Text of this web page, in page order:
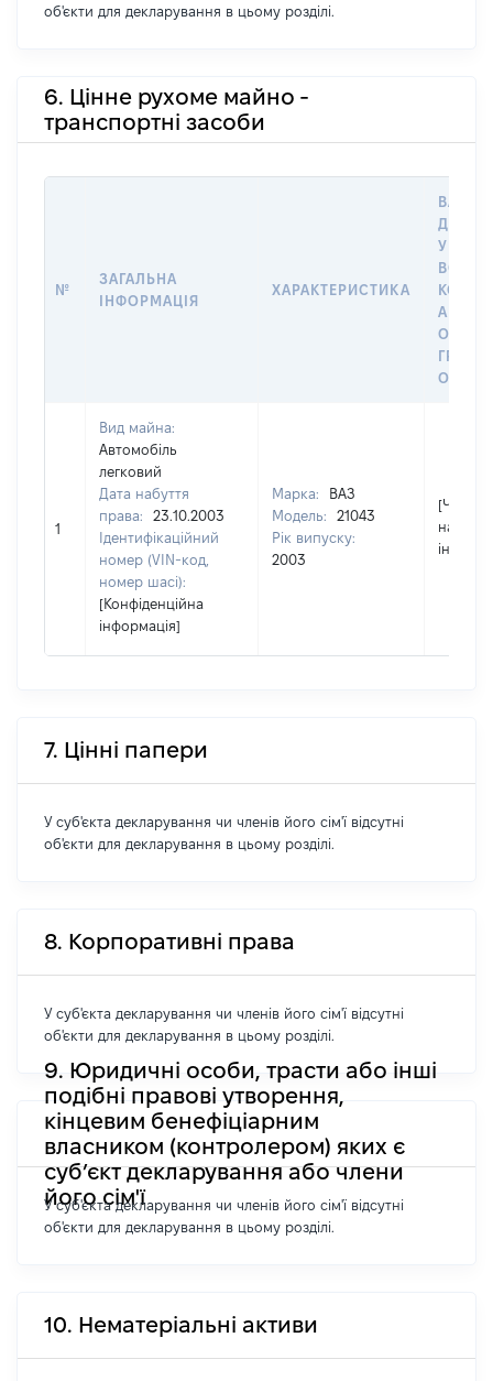
об'єкти для декларування в цьому розділі.
6. Цінне рухоме майно -
транспортні засоби
№
ЗАГАЛЬНА
ІНФОРМАЦІЯ
ХАРАКТЕРИСТИКА
ДАТУ
У
АБО
1
Вид майна:
Автомобіль
легковий
Дата набуття
права:
23.10.2003
Ідентифікаційний
номер (VIN-код,
номер шасі):
[Конфіденційна
інформація]
Марка:
ВАЗ
Модель:
21043
Рік випуску:
2003
[Член
надав
7. Цінні папери
У суб'єкта декларування чи членів його сім'ї відсутні
об'єкти для декларування в цьому розділі.
8. Корпоративні права
У суб'єкта декларування чи членів його сім'ї відсутні
об'єкти для декларування в цьому розділі.
9. Юридичні особи, трасти або інші
подібні правові утворення,
кінцевим бенефіціарним
власником (контролером) яких є
суб’єкт декларування або члени
його сім'ї
У суб'єкта декларування чи членів його сім'ї відсутні
об'єкти для декларування в цьому розділі.
10. Нематеріальні активи